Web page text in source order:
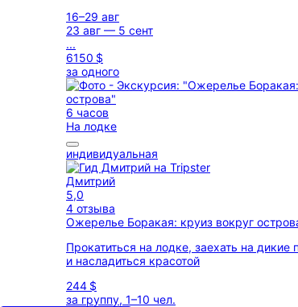
16–29 авг
23 авг — 5 сент
...
6150 $
за одного
6 часов
На лодке
индивидуальная
Дмитрий
5,0
4 отзыва
Ожерелье Боракая: круиз вокруг
Прокатиться на лодке, заехать на дикие
и насладиться красотой
244 $
за группу, 1–10 чел.